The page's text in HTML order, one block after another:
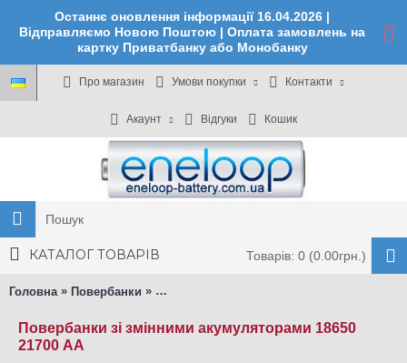
Останнє оновлення інформації 16.04.2026 |
Відправляємо Новою Поштою | Оплата замовлень на
картку Приватбанку або Монобанку
Про магазин Умови покупки Контакти
Акаунт Відгуки Кошик
Товарів: 0 (0.00грн.)
КАТАЛОГ ТОВАРІВ
Головна » Повербанки » Повербанки зі змінними акумуляторами
Повербанки зі змінними акумуляторами 18650
21700 AA